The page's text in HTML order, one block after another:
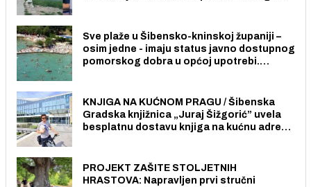
Sve plaže u Šibensko-kninskoj županiji –
osim jedne - imaju status javno dostupnog
pomorskog dobra u općoj upotrebi.
KNJIGA NA KUĆNOM PRAGU / Šibenska
Gradska knjižnica „Juraj Šižgorić” uvela
besplatnu dostavu knjiga na kućnu adresu
PROJEKT ZAŠITE STOLJETNIH
HRASTOVA: Napravljen prvi stručni